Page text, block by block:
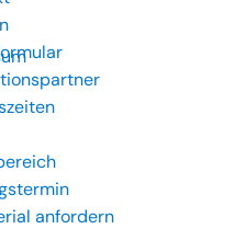
anfordern